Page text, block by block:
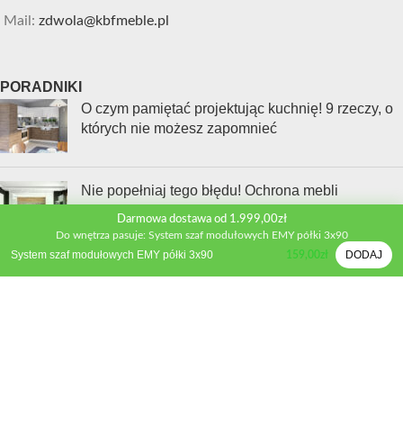
Mail: zdwola@kbfmeble.pl
PORADNIKI
O czym pamiętać projektując kuchnię! 9 rzeczy, o
których nie możesz zapomnieć
Nie popełniaj tego błędu! Ochrona mebli
kuchennych przed parą krok po kroku
Jak wybrać sprzęt AGD, który naprawdę ułatwi Ci
Darmowa dostawa od 1.999,00zł
Do wnętrza pasuje: System szaf modułowych EMY półki 3x90
System szaf modułowych EMY półki 3x90 159,00zł DODAJ